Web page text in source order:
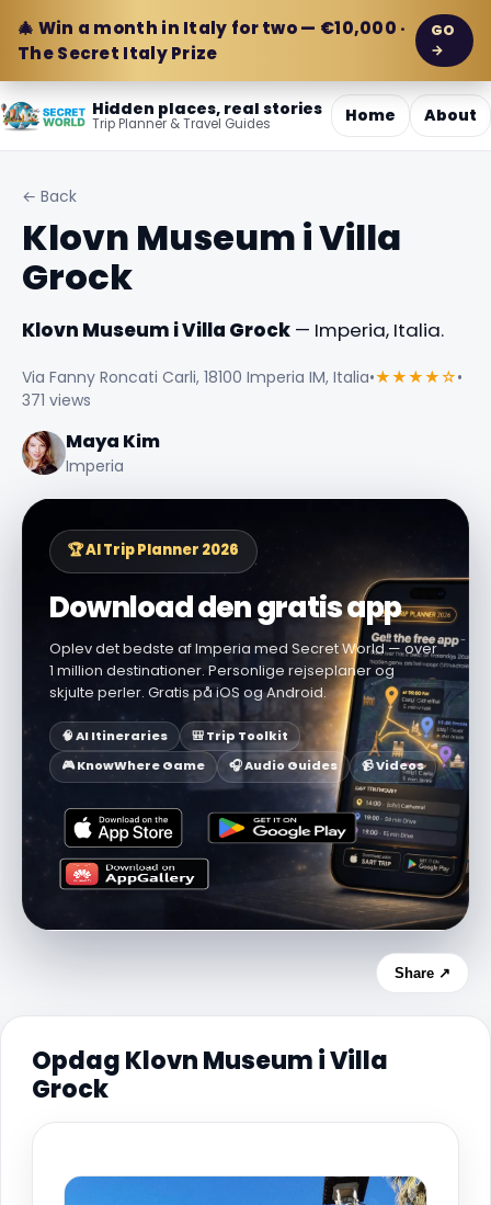
🎄 Win a month in Italy for two — €10,000 ·
The Secret Italy Prize
GO
→
Hidden places, real stories
Trip Planner & Travel Guides Home About
← Back
Klovn Museum i Villa
Grock
Klovn Museum i Villa Grock — Imperia, Italia.
Via Fanny Roncati Carli, 18100 Imperia IM, Italia•★★★★☆•
371 views
Maya Kim
Imperia
🏆 AI Trip Planner 2026
Download den gratis app
Oplev det bedste af Imperia med Secret World — over
1 million destinationer. Personlige rejseplaner og
skjulte perler. Gratis på iOS og Android.
🧠 AI Itineraries
🎒 Trip Toolkit
🎮 KnowWhere Game
🎧 Audio Guides 📹 Videos
Share ↗
Opdag Klovn Museum i Villa
Grock